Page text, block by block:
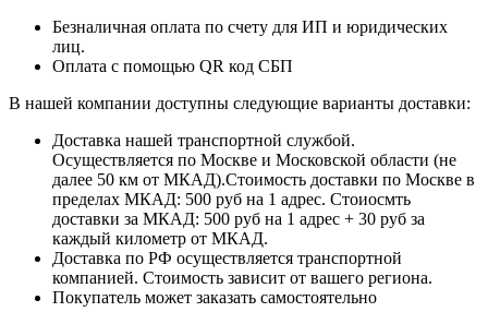
Безналичная оплата по счету для ИП и юридических
лиц.
Оплата с помощью QR код СБП
В нашей компании доступны следующие варианты доставки:
Доставка нашей транспортной службой.
Осуществляется по Москве и Московской области (не
далее 50 км от МКАД).Стоимость доставки по Москве в
пределах МКАД: 500 руб на 1 адрес. Стоиосмть
доставки за МКАД: 500 руб на 1 адрес + 30 руб за
каждый километр от МКАД.
Доставка по РФ осуществляется транспортной
компанией. Стоимость зависит от вашего региона.
Покупатель может заказать самостоятельно